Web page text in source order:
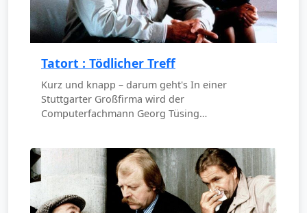
Tatort : Tödlicher Treff
Kurz und knapp – darum geht's In einer
Stuttgarter Großfirma wird der
Computerfachmann Georg Tüsing…